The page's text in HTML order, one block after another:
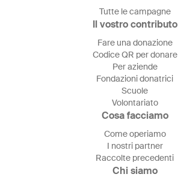
Tutte le campagne
Il vostro contributo
Fare una donazione
Codice QR per donare
Per aziende
Fondazioni donatrici
Scuole
Volontariato
Cosa facciamo
Come operiamo
I nostri partner
Raccolte precedenti
Chi siamo